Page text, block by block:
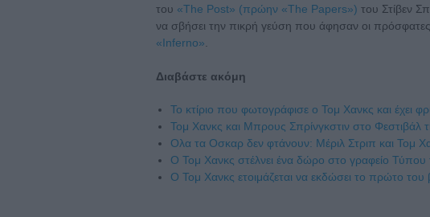
του «The Post» (πρώην «The Papers») του Στίβεν
να σβήσει την πικρή γεύση που άφησαν οι
«Inferno».
Διαβάστε ακόμη
To κτίριο που φωτογράφισε ο Τομ Χανκς και έχει
Τομ Χανκς και Μπρους Σπρίνγκστιν στο Φεστιβάλ
Ολα τα Οσκαρ δεν φτάνουν: Μέριλ Στριπ και Τομ
Ο Τομ Χανκς στέλνει ένα δώρο στο γραφείο Τύπου
O Τομ Χανκς ετοιμάζεται να εκδώσει το πρώτο του